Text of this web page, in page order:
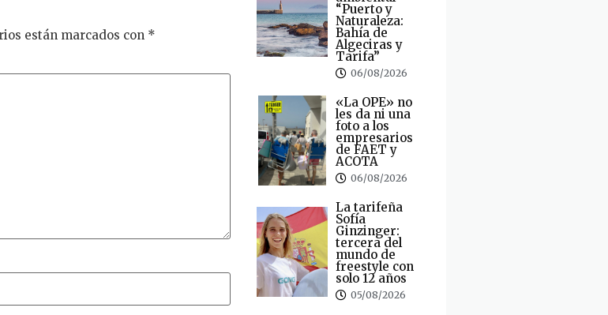
están marcados con *
“Puerto y
Naturaleza:
Bahía de
Algeciras y
Tarifa”
06/08/2026
«La OPE» no
les da ni una
foto a los
empresarios
de FAET y
ACOTA
06/08/2026
La tarifeña
Sofía
Ginzinger:
tercera del
mundo de
freestyle con
solo 12 años
05/08/2026